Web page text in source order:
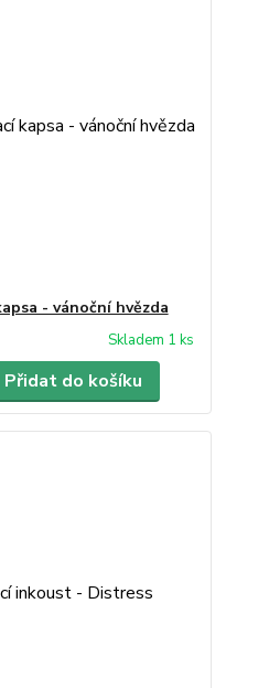
- vánoční hvězda
Skladem 1 ks
Přidat do košíku